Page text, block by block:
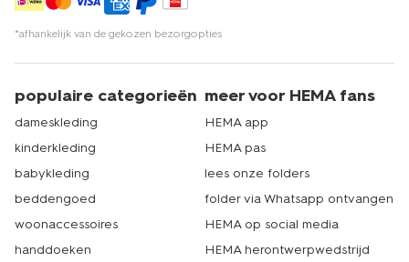
*afhankelijk van de gekozen bezorgopties
populaire categorieën
dameskleding
kinderkleding
babykleding
beddengoed
woonaccessoires
handdoeken
meer voor HEMA fans
HEMA app
HEMA pas
lees onze folders
folder via Whatsapp ontvangen
HEMA op social media
HEMA herontwerpwedstrijd